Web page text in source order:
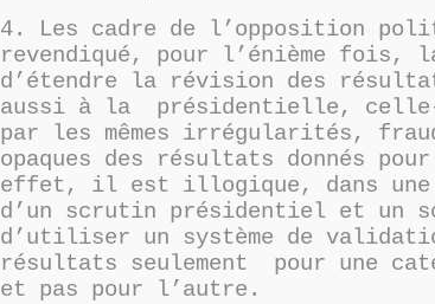
4. Les cadre de l’opposition
revendiqué, pour l’énième fois,
d’étendre la révision des
aussi à la présidentielle, celle-
par les mêmes irrégularités,
opaques des résultats donnés
effet, il est illogique, dans une
d’un scrutin présidentiel et
d’utiliser un système de
résultats seulement pour une
et pas pour l’autre.